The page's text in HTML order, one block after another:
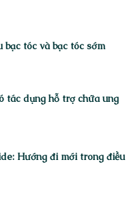
bạc tóc và bạc tóc sớm
tác dụng hỗ trợ chữa ung
Hướng đi mới trong điều